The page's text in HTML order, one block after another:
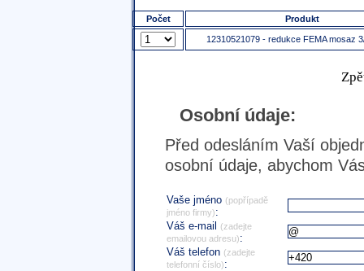
Počet Produkt
12310521079 - redukce FEMA mosaz
Osobní údaje:
Před odesláním Vaší
osobní údaje, abychom
Vaše jméno (popřípadě
jméno firmy):
Váš e-mail
(zadejte
emailovou adresu):
Váš telefon (zadejte
telefonní číslo):